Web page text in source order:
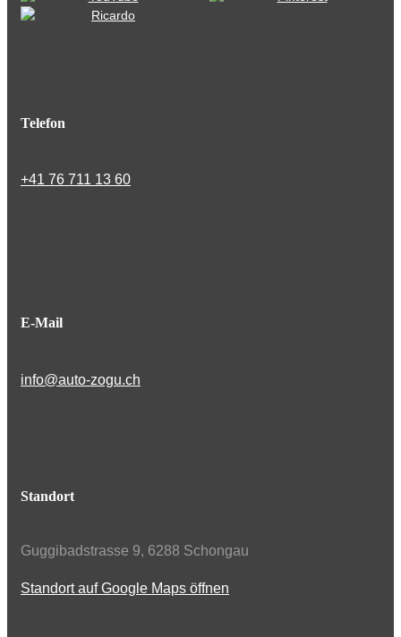
Telefon
+41 76 711 13 60
E-Mail
info@auto-zogu.ch
Standort
Guggibadstrasse 9, 6288 Schongau
Standort auf Google Maps öffnen